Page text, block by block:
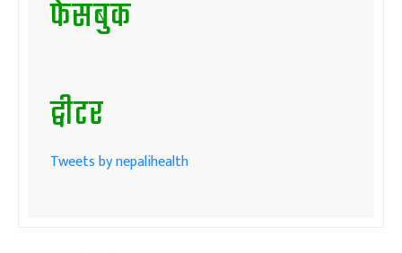
फेसबुक
ट्वीटर
Tweets by nepalihealth